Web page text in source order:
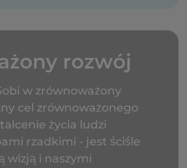
rozwój
w zrównoważony
cel zrównoważonego
życia ludzi
rzadkimi - jest ściśle
wizją i naszymi